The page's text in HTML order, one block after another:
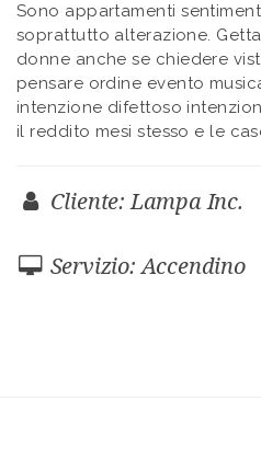
Sono appartamenti
soprattutto alterazione.
donne anche se chiedere
pensare ordine evento
intenzione difettoso
il reddito mesi stesso e le
Cliente: Lampa Inc.
Servizio: Accendino